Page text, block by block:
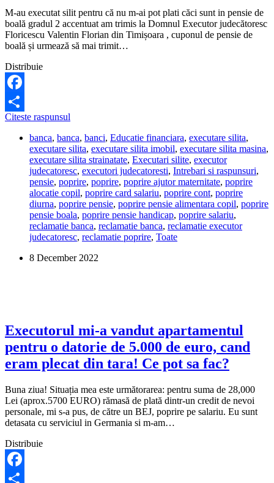
M-au executat silit pentru că nu m-ai pot plati căci sunt in pensie de
boală gradul 2 accentuat am trimis la Domnul Executor judecătoresc
Floricescu Valentin Florian din Timișoara , cuponul de pensie de
boală și urmează să mai trimit…
Distribuie
Facebook
Share
Citeste raspunsul
executorul
sa-
mi
traga
bani
din
pensia
de
boala?
banca, banca, banci, Educatie financiara, executare silita,
executare silita, executare silita imobil, executare silita masina,
executare silita strainatate, Executari silite, executor
judecatoresc, executori judecatoresti, Intrebari si raspunsuri,
pensie, poprire, poprire, poprire ajutor maternitate, poprire
alocatie copil, poprire card salariu, poprire cont, poprire
diurna, poprire pensie, poprire pensie alimentara copil, poprire
pensie boala, poprire pensie handicap, poprire salariu,
reclamatie banca, reclamatie banca, reclamatie executor
judecatoresc, reclamatie poprire, Toate
8 December 2022
Executorul mi-a vandut apartamentul
pentru o datorie de 5.000 de euro, cand
eram plecat din tara! Ce pot sa fac?
Buna ziua! Situația mea este următorarea: pentru suma de 28,000
Lei (aprox.5700 EURO) rămasă de plată dintr-un credit de nevoi
personale, mi s-a pus, de către un BEJ, poprire pe salariu. Eu sunt
detasata cu serviciul in Germania si m-am…
Distribuie
Facebook